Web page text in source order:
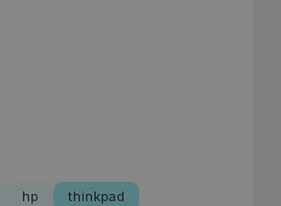
hp
thinkpad